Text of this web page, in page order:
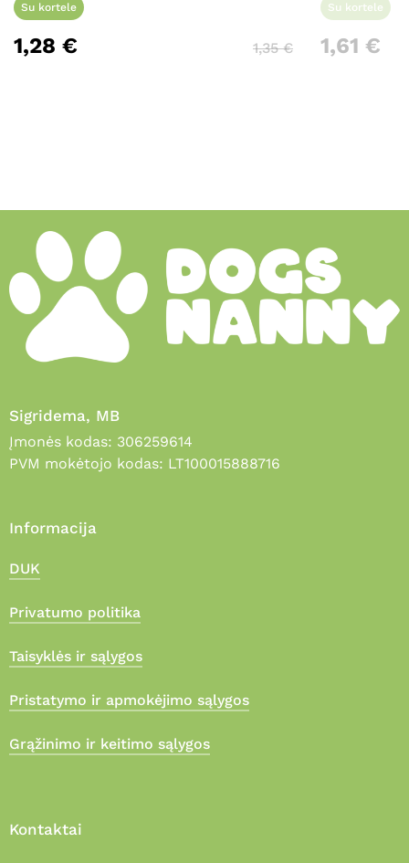
Su kortele
1,28 € 1,35€
Su kortele
1,61 €
Sigridema, MB
Įmonės kodas: 306259614
PVM mokėtojo kodas: LT100015888716
Informacija
DUK
Privatumo politika
Taisyklės ir sąlygos
Pristatymo ir apmokėjimo sąlygos
Grąžinimo ir keitimo sąlygos
Kontaktai